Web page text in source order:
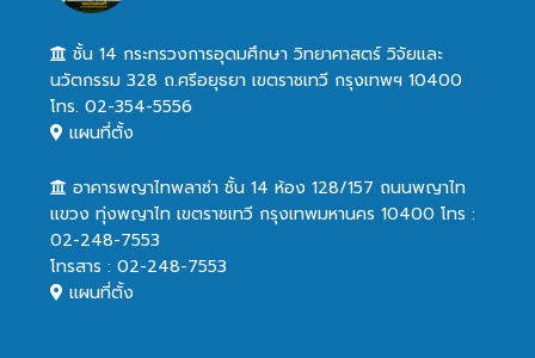
ชั้น 14 กระทรวงการอุดมศึกษา วิทยาศาสตร์ วิจัยและ
นวัตกรรม 328 ถ.ศรีอยุธยา เขตราชเทวี กรุงเทพฯ 10400
โทร. 02-354-5556
แผนที่ตั้ง
อาคารพญาไทพลาซ่า ชั้น 14 ห้อง 128/157 ถนนพญาไท
แขวง ทุ่งพญาไท เขตราชเทวี กรุงเทพมหานคร 10400 โทร :
02-248-7553
โทรสาร : 02-248-7553
แผนที่ตั้ง